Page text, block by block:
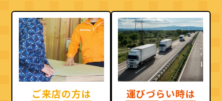
ご来店の方は 運びづらい時は